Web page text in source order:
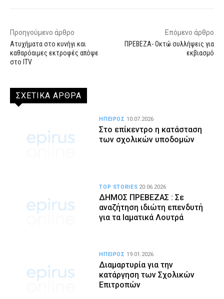
Προηγούμενο άρθρο
Ατυχήματα στο κυνήγι και
καθαρόαιμες εκτροφές απόψε
στο ITV
Επόμενο άρθρο
ΠΡΕΒΕΖΑ- Οκτώ συλλήψεις για
εκβιασμό
ΣΧΕΤΙΚΑ ΑΡΘΡΑ
Στο επίκεντρο η κατάσταση
των σχολικών υποδομών
ΗΠΕΙΡΟΣ 10.07.2026
ΔΗΜΟΣ ΠΡΕΒΕΖΑΣ : Σε
αναζήτηση ιδιώτη επενδυτή
για τα Ιαματικά Λουτρά
TOP STORIES 20.06.2026
Διαμαρτυρία για την
κατάργηση των Σχολικών
Επιτροπών
ΗΠΕΙΡΟΣ 19.01.2026